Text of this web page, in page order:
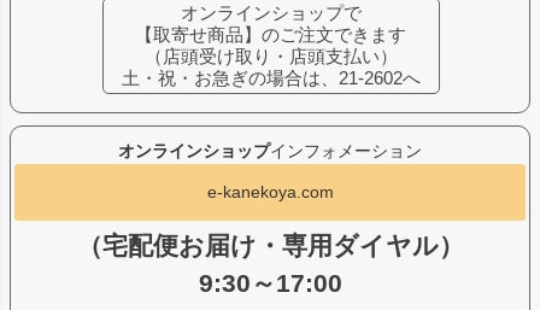
オンラインショップインフォメーション
e-kanekoya.com
（宅配便お届け・専用ダイヤル）
9:30～17:00
オンラインショップで
【取寄せ商品】のご注文できます
（店頭受け取り・店頭支払い）
土・祝・お急ぎの場合は、21-2602へ